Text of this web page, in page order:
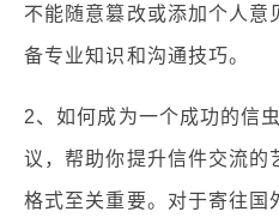
不能随意篡改或添加个人意
备专业知识和沟通技巧。
2、如何成为一个成功的信
议，帮助你提升信件交流的
格式至关重要。对于寄往国